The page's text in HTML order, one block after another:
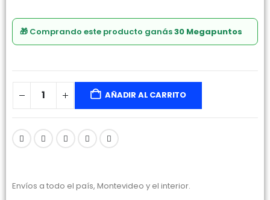
🎁 Comprando este producto ganás30 Megapuntos
AÑADIR AL CARRITO
Envíos a todo el país, Montevideo y el interior.